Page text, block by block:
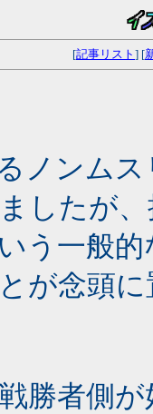
[記事リスト ] [
ノンム
したが
う一般
が念頭
勝者側